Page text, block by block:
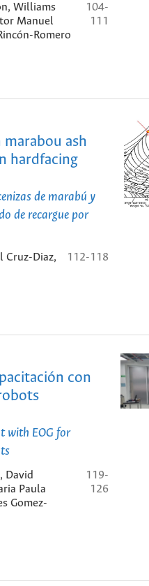
Williams
Manuel
Romero
104-
111
ash
hardfacing
de marabú y
de recargue por
Cruz-Diaz,
112-118
con
with EOG for
David
Paula
Gomez-
119-
126